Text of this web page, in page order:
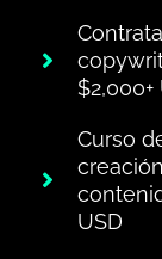
$2,000+
Curso
USD